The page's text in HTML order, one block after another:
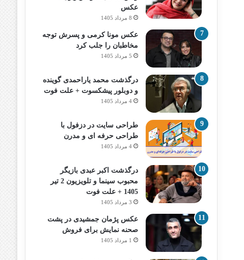
عکس
8 مرداد 1405
عکس مونا کرمی و پسرش توجه
مخاطبان را جلب کرد
5 مرداد 1405
درگذشت محمد یاراحمدی گوینده
و دوبلور پیشکسوت + علت فوت
4 مرداد 1405
طراحی سایت در دزفول با
طراحی حرفه‌ ای و مدرن
4 مرداد 1405
درگذشت اکبر عبدی بازیگر
محبوب سینما و تلویزیون 2 تیر
1405 + علت فوت
3 مرداد 1405
عکس پژمان جمشیدی در پشت
صحنه نمایش برای فروش
1 مرداد 1405